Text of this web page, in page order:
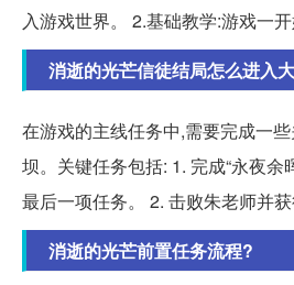
入游戏世界。 2.基础教学:游戏一开
消逝的光芒信徒结局怎么进入
在游戏的主线任务中,需要完成一
坝。关键任务包括: 1. 完成“永夜余
最后一项任务。 2. 击败朱老师并获
消逝的光芒前置任务流程?